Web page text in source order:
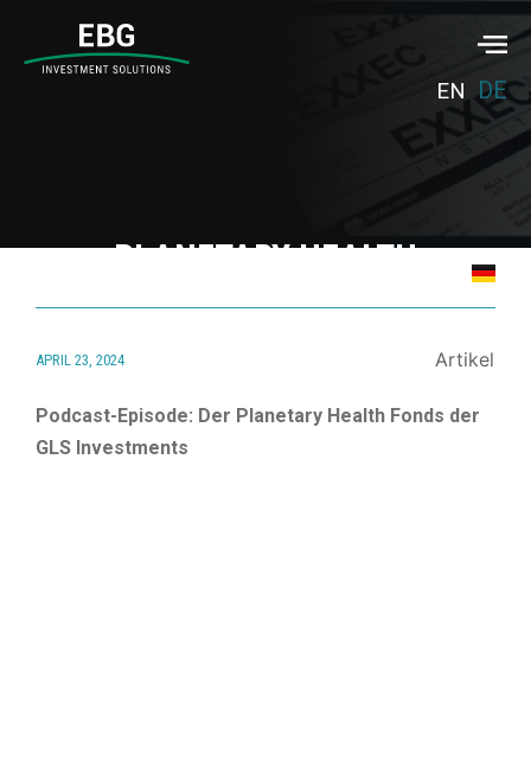
EN DE
PLANETARY HEALTH
PERSPEKTIVE TEIL IV – RALPH
KRETSCHMER ERKLÄRT DAS
FONDS
April 23, 2024
APRIL 23, 2024 Artikel
Podcast-Episode: Der Planetary Health Fonds der
GLS Investments